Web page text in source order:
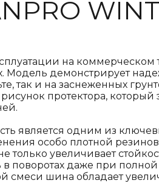
на коммерческом
Модель демонстрирует
так и на заснеженных
протектора,
является одним из
особо плотной
только увеличивает
в поворотах даже при полной
смеси шина обладает